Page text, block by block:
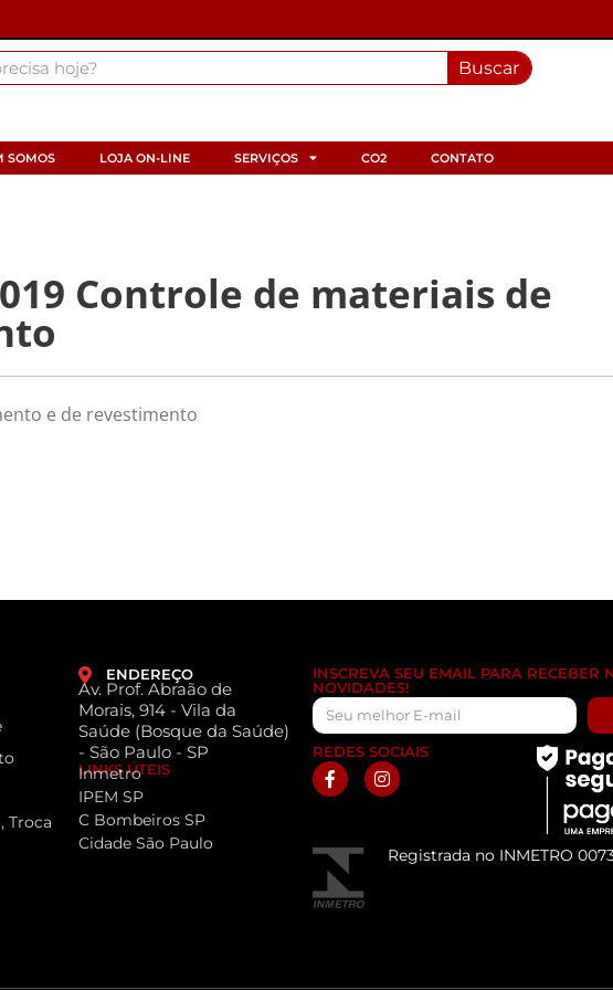
Buscar
SOMOS LOJA ON-LINE SERVIÇOS CO2 CONTATO
Controle de materiais de
e de revestimento
Troca
ENDEREÇO
Av. Prof. Abraão de
Morais, 914 - Vila da
Saúde (Bosque da Saúde)
- São Paulo - SP
LINKS ÚTEIS
Inmetro
IPEM SP
C Bombeiros SP
Cidade São Paulo
INSCREVA SEU EMAIL PARA RECEBER
NOVIDADES!
REDES SOCIAIS
Registrada no INMETRO